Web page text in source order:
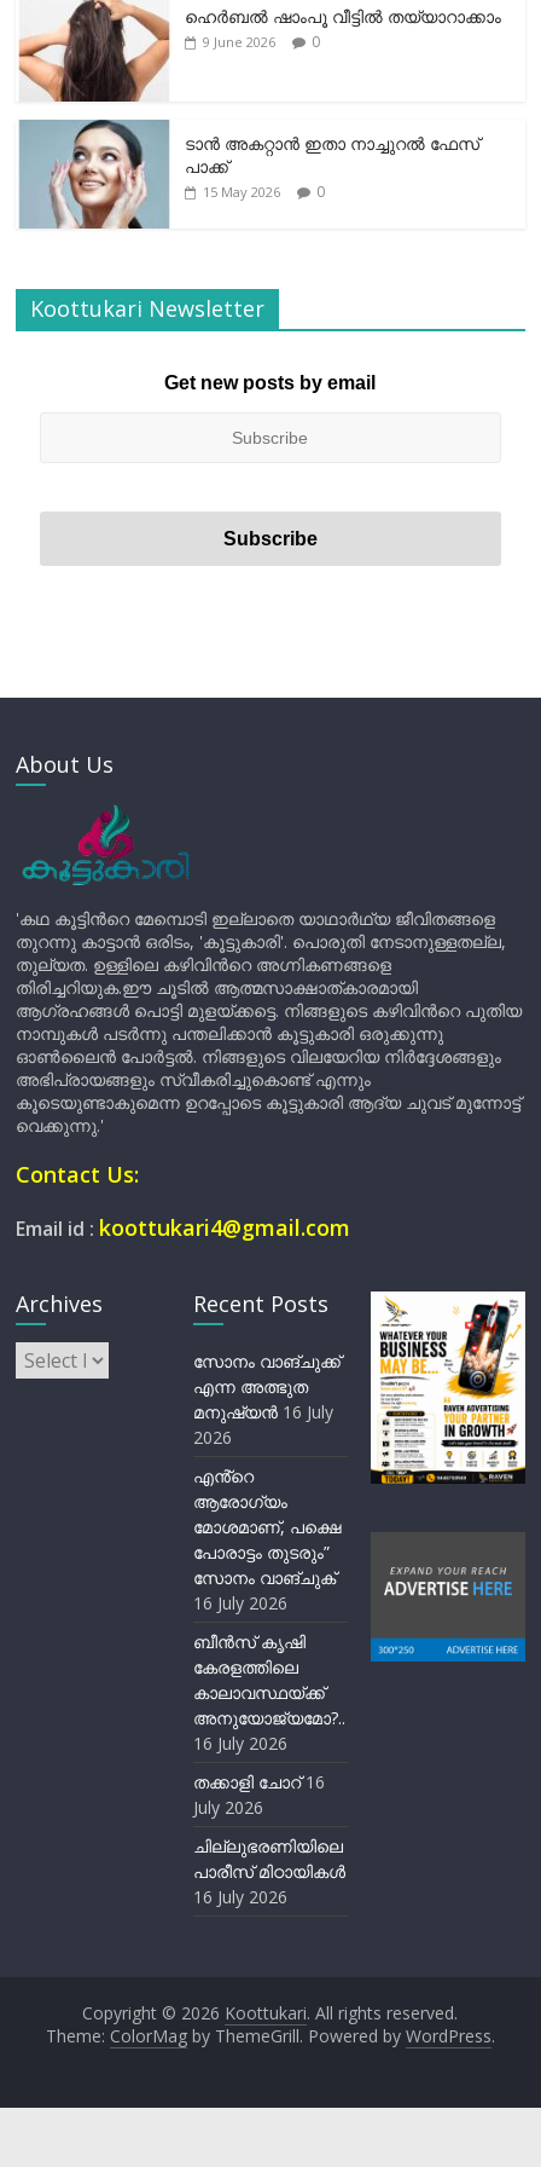
ഹെര്‍ബല്‍ ഷാംപൂ വീട്ടില്‍ തയ്യാറാക്കാം
9 June 2026 0
ടാന്‍ അകറ്റാന്‍ ഇതാ നാച്ചുറല്‍ ഫേസ്
പാക്ക്
15 May 2026 0
Koottukari Newsletter
Get new posts by email
About Us
'കഥ കൂട്ടിന്‍റെ മേമ്പൊടി ഇല്ലാതെ യാഥാർഥ്യ ജീവിതങ്ങളെ
തുറന്നു കാട്ടാൻ ഒരിടം, 'കൂട്ടുകാരി'. പൊരുതി നേടാനുള്ളതല്ല,
തുല്യത. ഉള്ളിലെ കഴിവിന്‍റെ അഗ്നികണങ്ങളെ
തിരിച്ചറിയുക.ഈ ചൂടിൽ ആത്മസാക്ഷാത്കാരമായി
ആഗ്രഹങ്ങൾ പൊട്ടി മുളയ്ക്കട്ടെ. നിങ്ങളുടെ കഴിവിന്‍റെ പുതിയ
നാമ്പുകൾ പടർന്നു പന്തലിക്കാൻ കൂട്ടുകാരി ഒരുക്കുന്നു
ഓൺലൈൻ പോർട്ടൽ. നിങ്ങളുടെ വിലയേറിയ നിർദ്ദേശങ്ങളും
അഭിപ്രായങ്ങളും സ്വീകരിച്ചുകൊണ്ട് എന്നും
കൂടെയുണ്ടാകുമെന്ന ഉറപ്പോടെ കൂട്ടുകാരി ആദ്യ ചുവട് മുന്നോട്ട്
വെക്കുന്നു.'
Contact Us:
Email id : koottukari4@gmail.com
Archives
Archives
Recent Posts
സോനം വാങ്ചുക്ക്
എന്ന അത്ഭുത
മനുഷ്യന്‍ 16 July
2026
എൻ്റെ
ആരോഗ്യം
മോശമാണ്, പക്ഷെ
പോരാട്ടം തുടരും”
സോനം വാങ്ചുക്
16 July 2026
ബീന്‍സ് കൃഷി
കേരളത്തിലെ
കാലാവസ്ഥയ്ക്ക്
അനുയോജ്യമോ?..
16 July 2026
തക്കാളി ചോറ് 16
July 2026
ചില്ലുഭരണിയിലെ
പാരീസ് മിഠായികള്‍
16 July 2026
Copyright © 2026 Koottukari. All rights reserved.
Theme: ColorMagby ThemeGrill. Powered by WordPress.